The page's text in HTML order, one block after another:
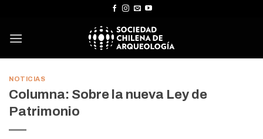
content
NOTICIAS
Columna: Sobre la nueva Ley de
Patrimonio